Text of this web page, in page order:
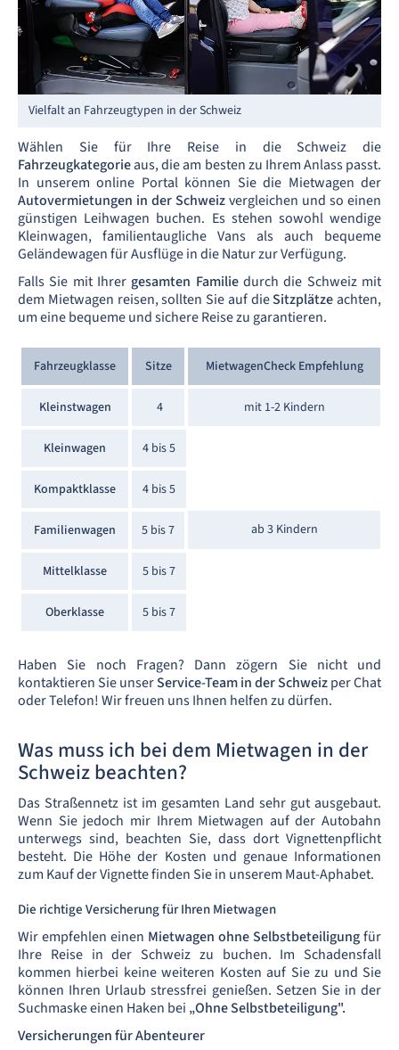
Vielfalt an Fahrzeugtypen in der Schweiz
Wählen Sie für Ihre Reise in die Schweiz die
Fahrzeugkategorieaus, die am besten zu Ihrem Anlass passt.
In unserem online Portal können Sie die Mietwagen der
Autovermietungen in der Schweizvergleichen und so einen
günstigen Leihwagen buchen. Es stehen sowohl wendige
Kleinwagen, familientaugliche Vans als auch bequeme
Geländewagen für Ausflüge in die Natur zur Verfügung.
Falls Sie mit Ihrer gesamten Familiedurch die Schweiz mit
dem Mietwagen reisen, sollten Sie auf dieSitzplätzeachten,
um eine bequeme und sichere Reise zu garantieren.
Fahrzeugklasse Sitze MietwagenCheck Empfehlung
Kleinstwagen 4 mit 1-2 Kindern
Kleinwagen 4 bis 5
Kompaktklasse 4 bis 5
Familienwagen 5 bis 7 ab 3 Kindern
Mittelklasse 5 bis 7
Oberklasse 5 bis 7
Haben Sie noch Fragen? Dann zögern Sie nicht und
kontaktieren Sie unserService-Team in der Schweizper Chat
oder Telefon! Wir freuen uns Ihnen helfen zu dürfen.
Was muss ich bei dem Mietwagen in der
Schweiz beachten?
Das Straßennetz ist im gesamten Land sehr gut ausgebaut.
Wenn Sie jedoch mir Ihrem Mietwagen auf der Autobahn
unterwegs sind, beachten Sie, dass dort Vignettenpflicht
besteht. Die Höhe der Kosten und genaue Informationen
zum Kauf der Vignette finden Sie in unserem Maut-Aphabet.
Die richtige Versicherung für Ihren Mietwagen
Wir empfehlen einen Mietwagen ohne Selbstbeteiligungfür
Ihre Reise in der Schweiz zu buchen. Im Schadensfall
kommen hierbei keine weiteren Kosten auf Sie zu und Sie
können Ihren Urlaub stressfrei genießen. Setzen Sie in der
Suchmaske einen Haken bei „Ohne Selbstbeteiligung".
Versicherungen für Abenteurer